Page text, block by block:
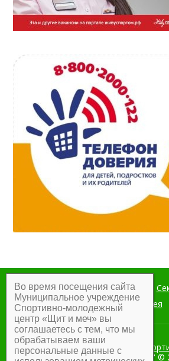
Главная Мероприятия
Документы
Фотогалерея
Муниципальное учреждение
центр "Щит и меч" ©
Во время посещения сайта
Муниципальное учреждение
Спортивно-молодежный
центр «Щит и меч» вы
соглашаетесь с тем, что мы
обрабатываем ваши
персональные данные с